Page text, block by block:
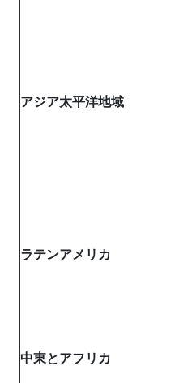
アジア太平洋地域
ラテンアメリカ
中東とアフリカ